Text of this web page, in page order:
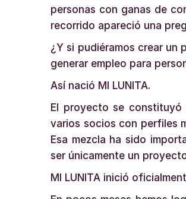
personas con ganas de
recorrido apareció una
¿Y si pudiéramos crear un
generar empleo para
Así nació MI LUNITA.
El proyecto se constituyó
varios socios con perfiles
Esa mezcla ha sido
ser únicamente un
MI LUNITA inició